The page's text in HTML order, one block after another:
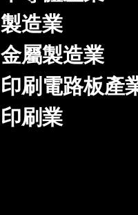
製造業
金屬製造業
印刷電路板產
印刷業